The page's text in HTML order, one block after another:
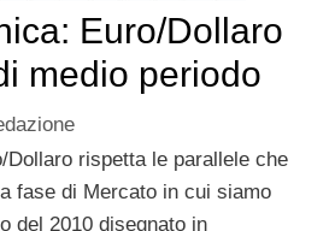
Euro/Dollaro
medio periodo
Dollaro rispetta le parallele che
fase di Mercato in cui siamo
del 2010 disegnato in